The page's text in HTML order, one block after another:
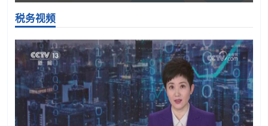
税务视频